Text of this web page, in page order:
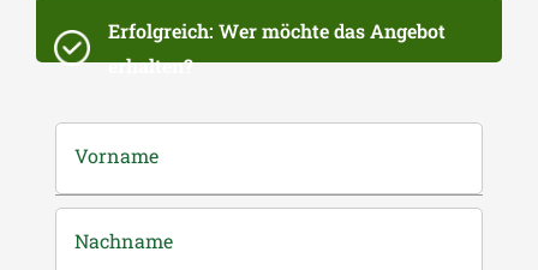
Erfolgreich: Wer möchte das Angebot
erhalten?
Vorname
Nachname